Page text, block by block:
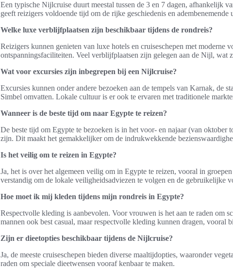
Een typische Nijlcruise duurt meestal tussen de 3 en 7 dagen, afhankelijk
geeft reizigers voldoende tijd om de rijke geschiedenis en adembenemende
Welke luxe verblijfplaatsen zijn beschikbaar tijdens de rondreis?
Reizigers kunnen genieten van luxe hotels en cruiseschepen met moderne
ontspanningsfaciliteiten. Veel verblijfplaatsen zijn gelegen aan de Nijl, wat
Wat voor excursies zijn inbegrepen bij een Nijlcruise?
Excursies kunnen onder andere bezoeken aan de tempels van Karnak, de
Simbel omvatten. Lokale cultuur is er ook te ervaren met traditionele
Wanneer is de beste tijd om naar Egypte te reizen?
De beste tijd om Egypte te bezoeken is in het voor- en najaar (van oktober
zijn. Dit maakt het gemakkelijker om de indrukwekkende
Is het veilig om te reizen in Egypte?
Ja, het is over het algemeen veilig om in Egypte te reizen, vooral in
verstandig om de lokale veiligheidsadviezen te volgen en de gebruikelijke
Hoe moet ik mij kleden tijdens mijn rondreis in Egypte?
Respectvolle kleding is aanbevolen. Voor vrouwen is het aan te raden om
mannen ook best casual, maar respectvolle kleding kunnen dragen, vooral
Zijn er dieetopties beschikbaar tijdens de Nijlcruise?
Ja, de meeste cruiseschepen bieden diverse maaltijdopties, waaronder
raden om speciale dieetwensen vooraf kenbaar te maken.